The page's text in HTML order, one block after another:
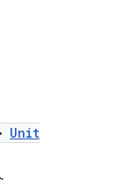
Unit